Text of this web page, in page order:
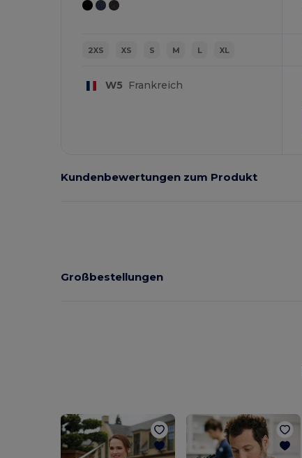
2XS XS S M L XL
W5 Frankreich
Kundenbewertungen zum Produkt
Großbestellungen